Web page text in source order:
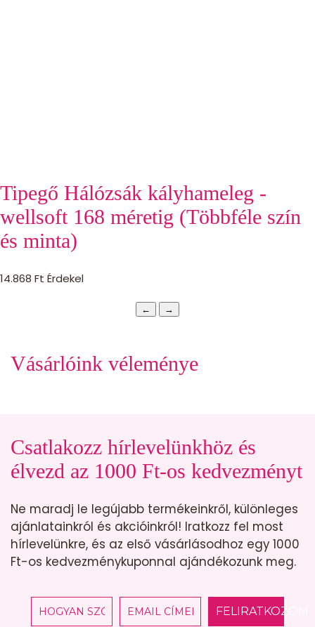
Tipegő Hálózsák kályhameleg -
wellsoft 168 méretig (Többféle szín
és minta)
14.868 Ft Érdekel
← →
Vásárlóink véleménye
Csatlakozz hírlevelünkhöz és
élvezd az 1000 Ft-os kedvezményt
Ne maradj le legújabb termékeinkről, különleges
ajánlatainkról és akcióinkról! Iratkozz fel most
hírlevelünkre, és az első vásárlásodhoz egy 1000
Ft-os kedvezménykuponnal ajándékozunk meg.
FELIRATKOZOM